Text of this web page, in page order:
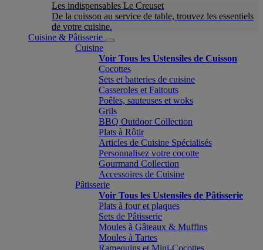
Les indispensables Le Creuset
De la cuisson au service de table, trouvez les essentiels
de votre cuisine.
Cuisine & Pâtisserie
Cuisine
Voir Tous les Ustensiles de Cuisson
Cocottes
Sets et batteries de cuisine
Casseroles et Faitouts
Poêles, sauteuses et woks
Grils
BBQ Outdoor Collection
Plats à Rôtir
Articles de Cuisine Spécialisés
Personnalisez votre cocotte
Gourmand Collection
Accessoires de Cuisine
Pâtisserie
Voir Tous les Ustensiles de Pâtisserie
Plats à four et plaques
Sets de Pâtisserie
Moules à Gâteaux & Muffins
Moules à Tartes
Ramequins et Mini-Cocottes